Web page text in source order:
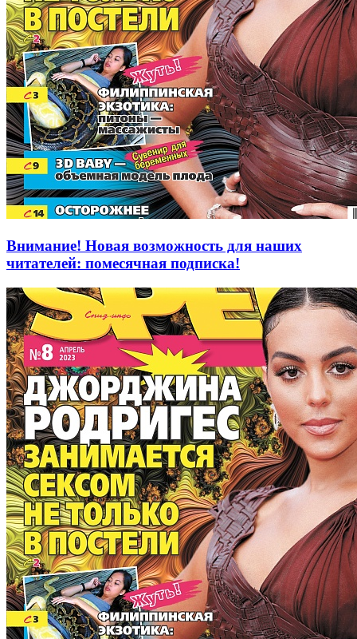
Внимание! Новая возможность для наших
читателей: помесячная подписка!